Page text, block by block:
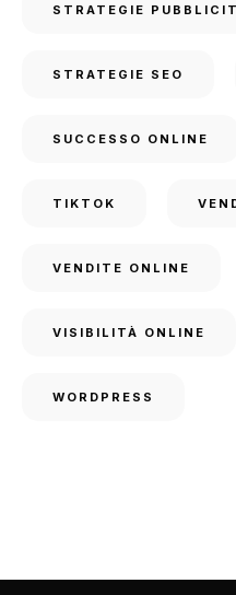
STRATEGIE
STRATEGIE SEO
SUCCESSO ONLINE
TIKTOK
VENDITE ONLINE
VISIBILITÀ ONLINE
WORDPRESS